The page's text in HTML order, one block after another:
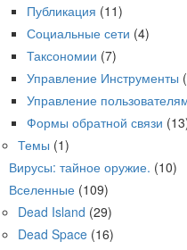
Публикация (11)
Социальные сети (4)
Таксономии (7)
Управление Инструменты
Управление
Формы обратной связи
Темы (1)
Вирусы: тайное оружие. (10)
Вселенные (109)
Dead Island (29)
Dead Space (16)